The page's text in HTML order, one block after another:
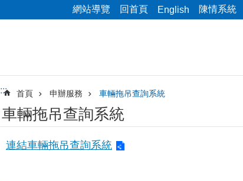
網站導覽 回首頁 English 陳情系統
::: 首頁 申辦服務 車輛拖吊查詢系統​
車輛拖吊查詢系統​
連結車輛拖吊查詢系統